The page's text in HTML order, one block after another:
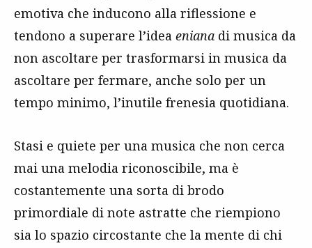
emotiva che inducono alla riflessione e
tendono a superare l’idea eniana di musica da
non ascoltare per trasformarsi in musica da
ascoltare per fermare, anche solo per un
tempo minimo, l’inutile frenesia quotidiana.
Stasi e quiete per una musica che non cerca
mai una melodia riconoscibile, ma è
costantemente una sorta di brodo
primordiale di note astratte che riempiono
sia lo spazio circostante che la mente di chi